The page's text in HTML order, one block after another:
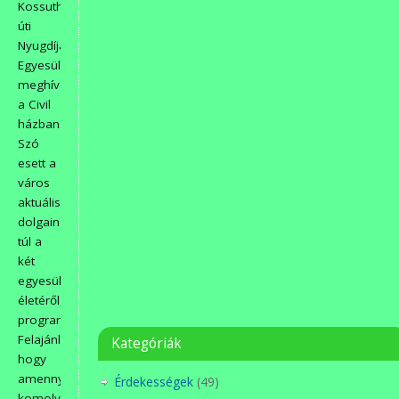
Kossuth
úti
Nyugdíjas
Egyesület
meghívására
a Civil
házban.
Szó
esett a
város
aktuális
dolgain
túl a
két
egyesület
életéről,
programjairól.
Felajánlották,
hogy
amennyiben
Kategóriák
Érdekességek (49)